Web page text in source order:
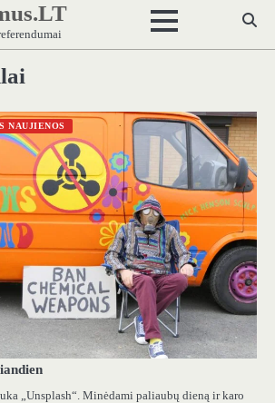
NAUJIENOS
„Unsplash“. Minėdami paliaubų dieną ir karo